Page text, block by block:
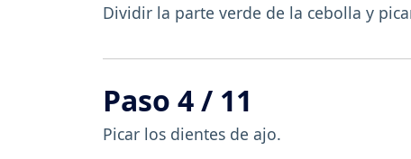
Dividir la parte verde de la cebolla y
Paso 4 / 11
Picar los dientes de ajo.